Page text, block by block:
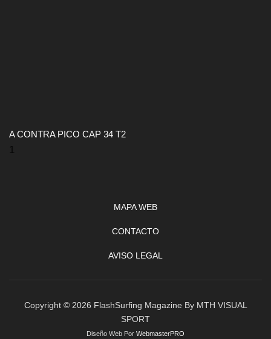
A CONTRA PICO CAP 34 T2
MAPA WEB
CONTACTO
AVISO LEGAL
Copyright © 2026 FlashSurfing Magazine By MTH VISUAL
SPORT
Diseño Web Por WebmasterPRO